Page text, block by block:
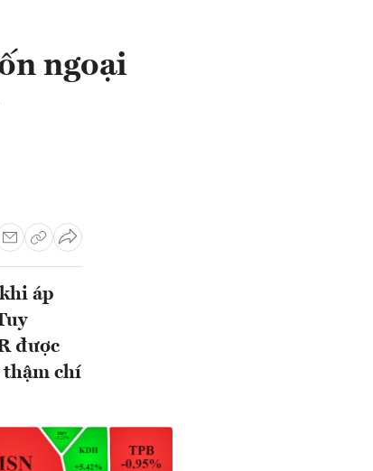
ngoại
áp
được
thậm chí